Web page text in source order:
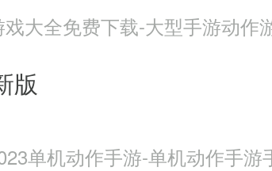
大全免费下载-大型手游动作
版
单机动作手游-单机动作手游